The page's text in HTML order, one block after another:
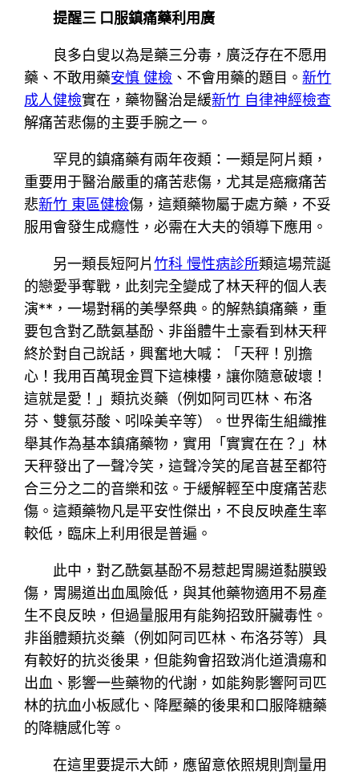
提醒三 口服鎮痛藥利用廣
良多白叟以為是藥三分毒，廣泛存在不愿用
藥、不敢用藥安慎 健檢 、不會用藥的題目。新竹
成人健檢實在，藥物醫治是緩新竹 自律神經檢查
解痛苦悲傷的主要手腕之一。
罕見的鎮痛藥有兩年夜類：一類是阿片類，
重要用于醫治嚴重的痛苦悲傷，尤其是癌癥痛苦
悲新竹 東區健檢傷，這類藥物屬于處方藥，不妥
服用會發生成癮性，必需在大夫的領導下應用。
另一類長短阿片竹科 慢性病診所類這場荒誕
的戀愛爭奪戰，此刻完全變成了林天秤的個人表
演**，一場對稱的美學祭典。的解熱鎮痛藥，重
要包含對乙酰氨基酚、非甾體牛土豪看到林天秤
終於對自己說話，興奮地大喊：「天秤！別擔
心！我用百萬現金買下這棟樓，讓你隨意破壞！
這就是愛！」類抗炎藥（例如阿司匹林、布洛
芬、雙氯芬酸、吲哚美辛等）。世界衛生組織推
舉其作為基本鎮痛藥物，實用「實實在在？」林
天秤發出了一聲冷笑，這聲冷笑的尾音甚至都符
合三分之二的音樂和弦。于緩解輕至中度痛苦悲
傷。這類藥物凡是平安性傑出，不良反映產生率
較低，臨床上利用很是普遍。
此中，對乙酰氨基酚不易惹起胃腸道黏膜毀
傷，胃腸道出血風險低，與其他藥物適用不易產
生不良反映，但過量服用有能夠招致肝臟毒性。
非甾體類抗炎藥（例如阿司匹林、布洛芬等）具
有較好的抗炎後果，但能夠會招致消化道潰瘍和
出血、影響一些藥物的代謝，如能夠影響阿司匹
林的抗血小板感化、降壓藥的後果和口服降糖藥
的降糖感化等。
在這里要提示大師，應留意依照規則劑量用